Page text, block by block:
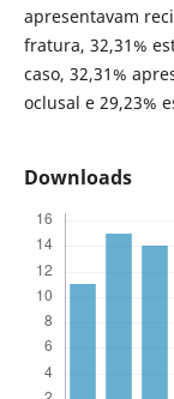
apresentavam
fratura, 32,31%
caso, 32,31%
oclusal e 29,23%
Downloads